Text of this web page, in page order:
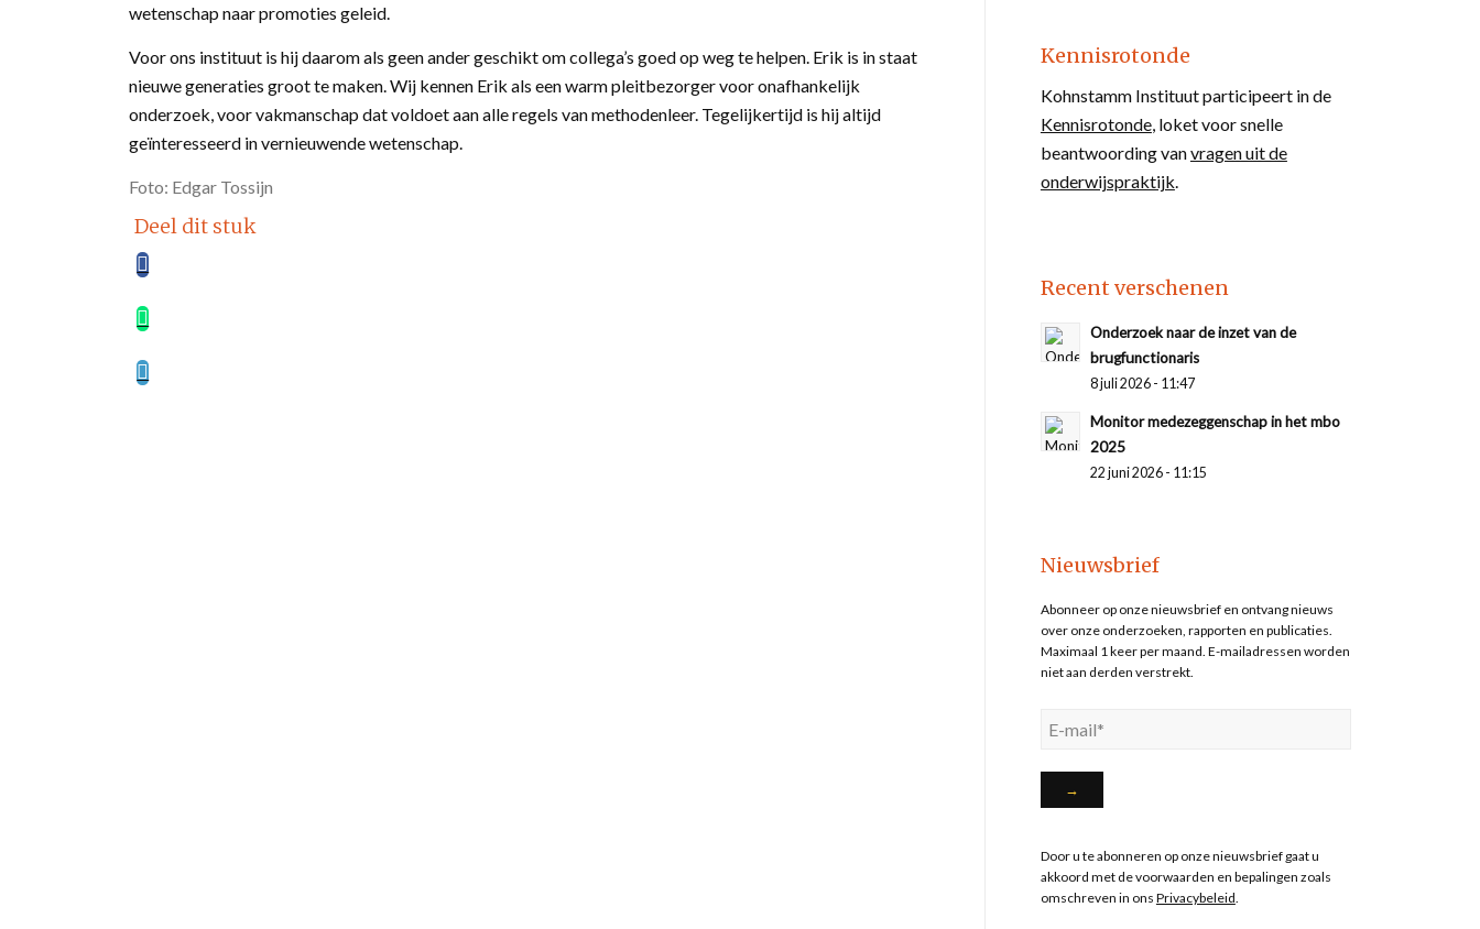
wetenschap naar promoties geleid.
Voor ons instituut is hij daarom als geen ander geschikt om collega’s goed op weg te helpen. Erik is in staat
nieuwe generaties groot te maken. Wij kennen Erik als een warm pleitbezorger voor onafhankelijk
onderzoek, voor vakmanschap dat voldoet aan alle regels van methodenleer. Tegelijkertijd is hij altijd
geïnteresseerd in vernieuwende wetenschap.
Foto: Edgar Tossijn
Deel dit stuk
Kennisrotonde
Kohnstamm Instituut participeert in de
Kennisrotonde, loket voor snelle
beantwoording vanvragen uit de
onderwijspraktijk.
Recent verschenen
Onderzoek naar de inzet van de
brugfunctionaris
8 juli 2026 - 11:47
Monitor medezeggenschap in het mbo
2025
22 juni 2026 - 11:15
Nieuwsbrief
Abonneer op onze nieuwsbrief en ontvang nieuws
over onze onderzoeken, rapporten en publicaties.
Maximaal 1 keer per maand. E-mailadressen worden
niet aan derden verstrekt.
Door u te abonneren op onze nieuwsbrief gaat u
akkoord met de voorwaarden en bepalingen zoals
omschreven in ons Privacybeleid